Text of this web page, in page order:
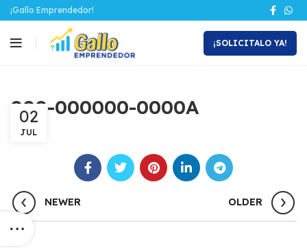
¡Gallo Emprendedor!
¡SOLICITALO YA!
000-000000-0000A
02
JUL
NEWER OLDER